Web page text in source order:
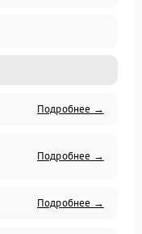
Подробнее →
Подробнее →
Подробнее →